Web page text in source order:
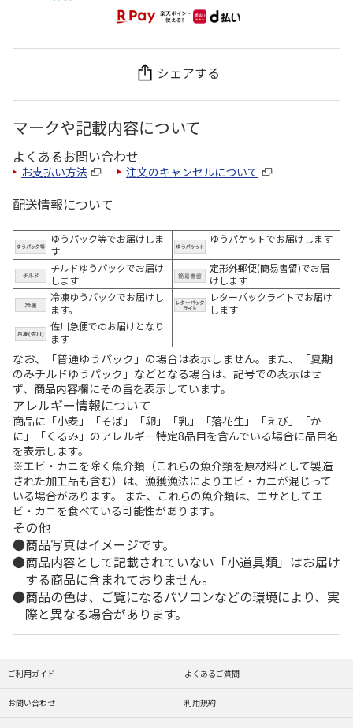
シェアする
マークや記載内容について
よくあるお問い合わせ
お支払い方法 注文のキャンセルについて
配送情報について
ゆうパック等でお届けしま
す
ゆうパケットでお届けします
チルドゆうパックでお届け
します
定形外郵便(簡易書留)でお届
けします
冷凍ゆうパックでお届けし
ます。
レターパックライトでお届け
します
佐川急便でのお届けとなり
ます
なお、「普通ゆうパック」の場合は表示しません。また、「夏期
のみチルドゆうパック」などとなる場合は、記号での表示はせ
ず、商品内容欄にその旨を表示しています。
アレルギー情報について
商品に「小麦」「そば」「卵」「乳」「落花生」「えび」「か
に」「くるみ」のアレルギー特定8品目を含んでいる場合に品目名
を表示します。
※エビ・カニを除く魚介類（これらの魚介類を原材料として製造
された加工品も含む）は、漁獲漁法によりエビ・カニが混じって
いる場合があります。 また、これらの魚介類は、エサとしてエ
ビ・カニを食べている可能性があります。
その他
商品写真はイメージです。
商品内容として記載されていない「小道具類」はお届け
する商品に含まれておりません。
商品の色は、ご覧になるパソコンなどの環境により、実
際と異なる場合があります。
ご利用ガイド よくあるご質問
お問い合わせ 利用規約